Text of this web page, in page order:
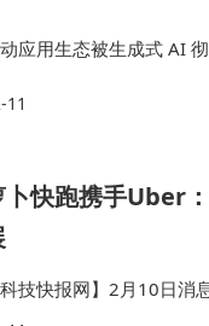
应用生态被生成式 AI
AI 助手在此情形…
11
卜快跑携手Uber
科技快报网】2月10日
推出全无人驾驶出行服